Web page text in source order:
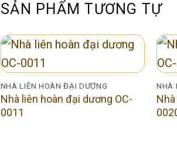
SẢN PHẨM TƯƠNG TỰ
NHÀ LIÊN HOÀN ĐẠI DƯƠNG
Nhà liên hoàn đại dương OC-
0011
NHÀ